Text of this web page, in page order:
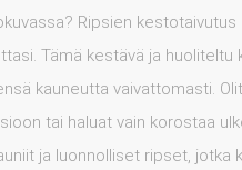
Ripsien
Tämä kestävä ja huoliteltu
kauneutta vaivattomasti.
tai haluat vain korostaa
ja luonnolliset ripset, jotka